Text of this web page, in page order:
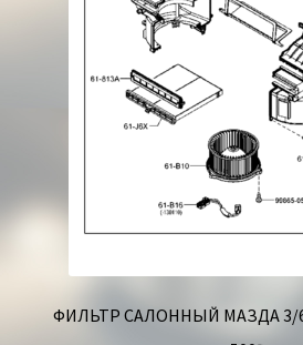
ФИЛЬТР САЛОННЫЙ МАЗДА 3/